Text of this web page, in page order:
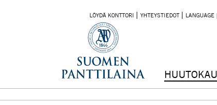
LÖYDÄ KONTTORI YHTEYSTIEDOT LANGUAGE